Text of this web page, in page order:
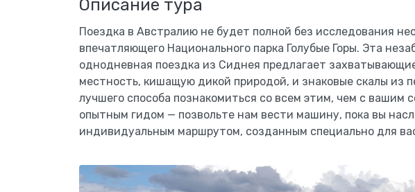
Описание тура
Поездка в Австралию не будет полной без исследования
впечатляющего Национального парка Голубые Горы. Эта
однодневная поездка из Сиднея предлагает
местность, кишащую дикой природой, и знаковые скалы из
лучшего способа познакомиться со всем этим, чем с вашим
опытным гидом — позвольте нам вести машину, пока вы
индивидуальным маршрутом, созданным специально для